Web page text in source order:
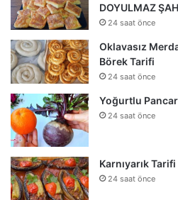
DOYULMAZ
24 saat önce
Oklavasız
Börek Tarifi
24 saat önce
Yoğurtlu
24 saat önce
Karnıyarık Tarifi
24 saat önce